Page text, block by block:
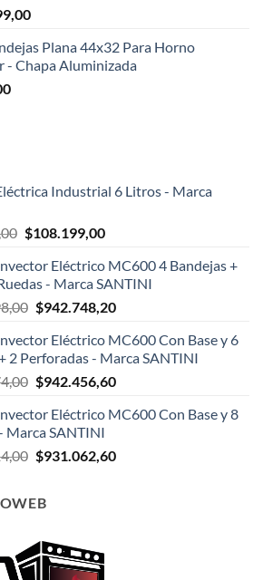
Plana 44x32 Para Horno
- Chapa Aluminizada
Industrial 6 Litros - Marca
El
original
era:
$124.999,00.
$108.199,00El
actual
es:
$108.199,00.
Eléctrico MC600 4 Bandejas +
- Marca SANTINI
El
original
era:
$1.047.498,00.
$942.748,20El
actual
es:
$942.748,20.
Eléctrico MC600 Con Base y 6
2 Perforadas - Marca SANTINI
El
original
era:
$1.047.174,00.
$942.456,60El
actual
$942.456,60.
Eléctrico MC600 Con Base y 8
Marca SANTINI
El
era:
$931.062,60El